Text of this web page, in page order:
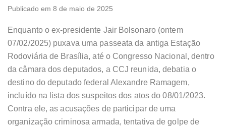
Publicado em 8 de maio de 2025
Enquanto o ex-presidente Jair Bolsonaro (ontem
07/02/2025) puxava uma passeata da antiga Estação
Rodoviária de Brasília, até o Congresso Nacional, dentro
da câmara dos deputados, a CCJ reunida, debatia o
destino do deputado federal Alexandre Ramagem,
incluído na lista dos suspeitos dos atos do 08/01/2023.
Contra ele, as acusações de participar de uma
organização criminosa armada, tentativa de golpe de